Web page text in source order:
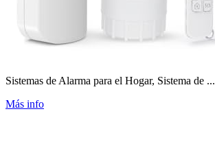
Sistemas de Alarma para el Hogar, Sistema de ...
Más info